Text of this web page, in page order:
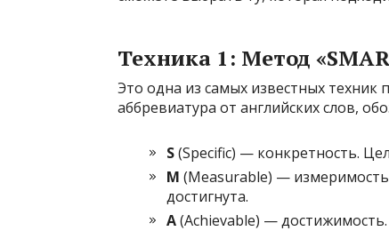
Техника 1: Метод
Это одна из самых известных
аббревиатура от английских слов,
S(Specific) — конкретность.
M (Measurable) —
достигнута.
A(Achievable) —